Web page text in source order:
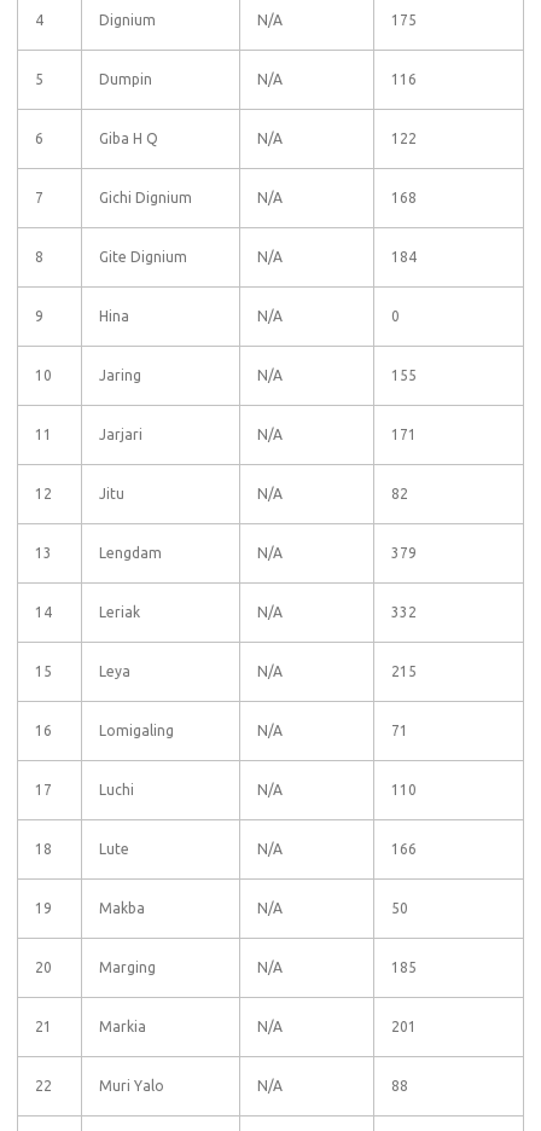
4 Dignium N/A 175
5 Dumpin N/A 116
6 Giba H Q N/A 122
7 Gichi Dignium N/A 168
8 Gite Dignium N/A 184
9 Hina N/A 0
10 Jaring N/A 155
11 Jarjari N/A 171
12 Jitu N/A 82
13 Lengdam N/A 379
14 Leriak N/A 332
15 Leya N/A 215
16 Lomigaling N/A 71
17 Luchi N/A 110
18 Lute N/A 166
19 Makba N/A 50
20 Marging N/A 185
21 Markia N/A 201
22 Muri Yalo N/A 88